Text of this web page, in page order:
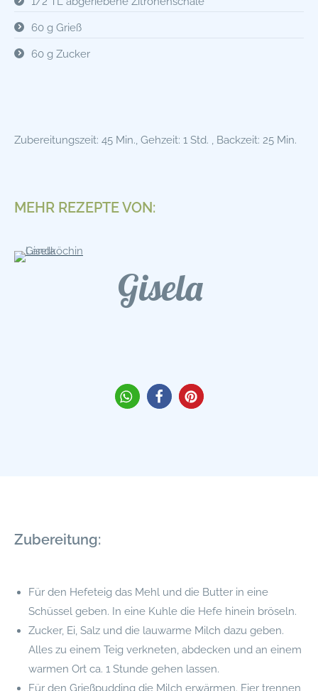
60 g Grieß
60 g Zucker
Zubereitungszeit: 45 Min., Gehzeit: 1 Std. , Backzeit: 25 Min.
MEHR REZEPTE VON:
Gisela
Zubereitung:
Für den Hefeteig das Mehl und die Butter in eine
Schüssel geben. In eine Kuhle die Hefe hinein bröseln.
Zucker, Ei, Salz und die lauwarme Milch dazu geben.
Alles zu einem Teig verkneten, abdecken und an einem
warmen Ort ca. 1 Stunde gehen lassen.
Für den Grießpudding die Milch erwärmen. Eier trennen